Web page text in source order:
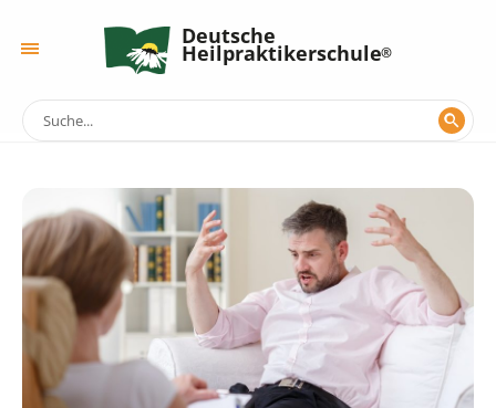
Deutsche
Heilpraktikerschule